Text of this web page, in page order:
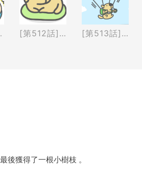
載 [第512話] 作惡夢&加班 [第513話] 手機釣魚&跳傘
後獲得了一根小樹枝 。